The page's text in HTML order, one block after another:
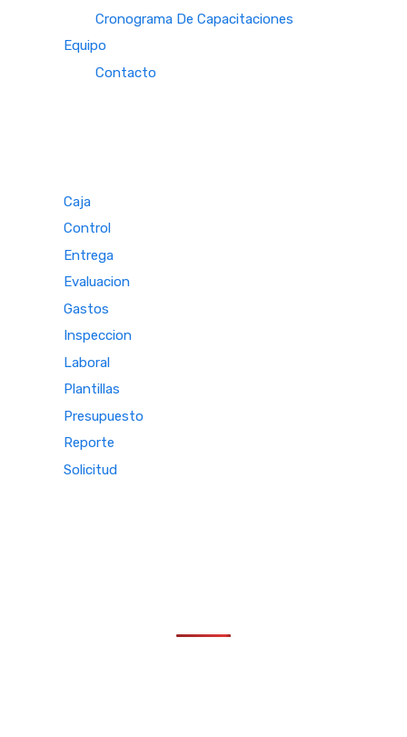
Cronograma De Capacitaciones
Equipo
Contacto
Caja
Control
Entrega
Evaluacion
Gastos
Inspeccion
Laboral
Plantillas
Presupuesto
Reporte
Solicitud